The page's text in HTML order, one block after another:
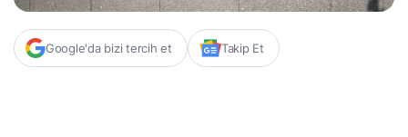
Google'da bizi tercih et Takip Et